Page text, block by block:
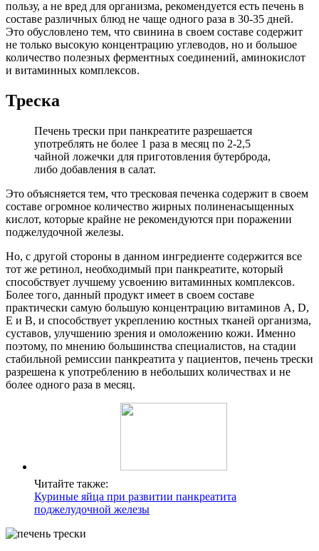
пользу, а не вред для организма, рекомендуется есть печень в
составе различных блюд не чаще одного раза в 30-35 дней.
Это обусловлено тем, что свинина в своем составе содержит
не только высокую концентрацию углеводов, но и большое
количество полезных ферментных соединений, аминокислот
и витаминных комплексов.
Треска
Печень трески при панкреатите разрешается
употреблять не более 1 раза в месяц по 2-2,5
чайной ложечки для приготовления бутерброда,
либо добавления в салат.
Это объясняется тем, что тресковая печенка содержит в своем
составе огромное количество жирных полиненасыщенных
кислот, которые крайне не рекомендуются при поражении
поджелудочной железы.
Но, с другой стороны в данном ингредиенте содержится все
тот же ретинол, необходимый при панкреатите, который
способствует лучшему усвоению витаминных комплексов.
Более того, данный продукт имеет в своем составе
практически самую большую концентрацию витаминов А, D,
E и В, и способствует укреплению костных тканей организма,
суставов, улучшению зрения и омоложению кожи. Именно
поэтому, по мнению большинства специалистов, на стадии
стабильной ремиссии панкреатита у пациентов, печень трески
разрешена к употреблению в небольших количествах и не
более одного раза в месяц.
Читайте также:
Куриные яйца при развитии панкреатита
поджелудочной железы